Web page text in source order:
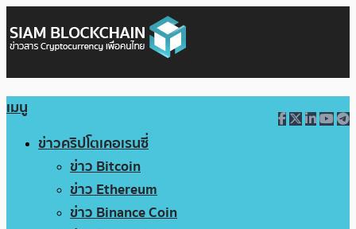
เมนู
ข่าวคริปโตเคอเรนซี่
ข่าว Bitcoin
ข่าว Ethereum
ข่าว Binance Coin